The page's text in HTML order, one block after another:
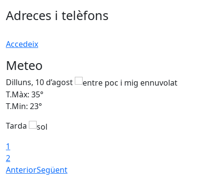
Adreces i telèfons
Accedeix
Meteo
Dilluns, 10 d’agost
T.Màx: 35°
T.Min: 23°
Tarda
1
2
AnteriorSegüent